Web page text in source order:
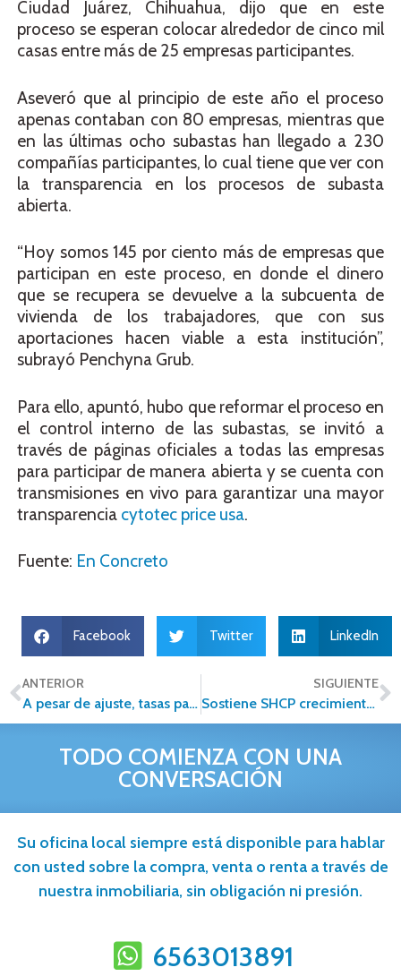
Ciudad Juárez, Chihuahua, dijo que en este
proceso se esperan colocar alrededor de cinco mil
casas entre más de 25 empresas participantes.
Aseveró que al principio de este año el proceso
apenas contaban con 80 empresas, mientras que
en las últimas ocho subastas han llegado a 230
compañías participantes, lo cual tiene que ver con
la transparencia en los procesos de subasta
abierta.
“Hoy somos 145 por ciento más de empresas que
participan en este proceso, en donde el dinero
que se recupera se devuelve a la subcuenta de
vivienda de los trabajadores, que con sus
aportaciones hacen viable a esta institución”,
subrayó Penchyna Grub.
Para ello, apuntó, hubo que reformar el proceso en
el control interno de las subastas, se invitó a
través de páginas oficiales a todas las empresas
para participar de manera abierta y se cuenta con
transmisiones en vivo para garantizar una mayor
transparencia cytotec price usa.
Fuente: En Concreto
Facebook Twitter LinkedIn
ANTERIOR
A pesar de ajuste, tasas para hipotecas en nivel competitivo
SIGUIENTE
Sostiene SHCP crecimiento de la economía para 2016 en 2%
TODO COMIENZA CON UNA
CONVERSACIÓN
Su oficina local siempre está disponible para hablar
con usted sobre la compra, venta o renta a través de
nuestra inmobiliaria, sin obligación ni presión.
6563013891